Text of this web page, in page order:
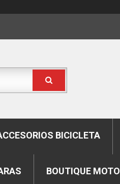
BICICLETA
BOUTIQUE MOTO